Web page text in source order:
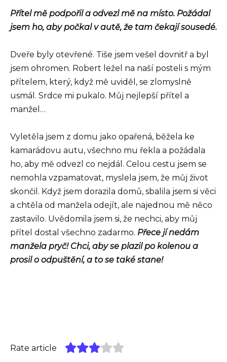
Přítel mě podpořil a odvezl mě na místo. Požádal
jsem ho, aby počkal v autě, že tam čekají sousedé.
Dveře byly otevřené. Tiše jsem vešel dovnitř a byl
jsem ohromen. Robert ležel na naší posteli s mým
přítelem, který, když mě uviděl, se zlomyslně
usmál. Srdce mi pukalo. Můj nejlepší přítel a
manžel…
Vyletěla jsem z domu jako opařená, běžela ke
kamarádovu autu, všechno mu řekla a požádala
ho, aby mě odvezl co nejdál. Celou cestu jsem se
nemohla vzpamatovat, myslela jsem, že můj život
skončil. Když jsem dorazila domů, sbalila jsem si věci
a chtěla od manžela odejít, ale najednou mě něco
zastavilo. Uvědomila jsem si, že nechci, aby můj
přítel dostal všechno zadarmo. Přece jí nedám
manžela pryč! Chci, aby se plazil po kolenou a
prosil o odpuštění, a to se také stane!
Rate article